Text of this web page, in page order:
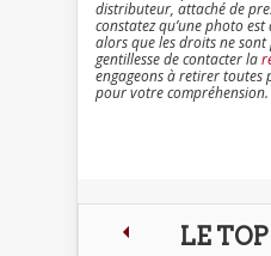
distributeur, attaché de
constatez qu’une photo
alors que les droits ne sont
gentillesse de contacter la
engageons à retirer toutes
pour votre compréhension.
LE